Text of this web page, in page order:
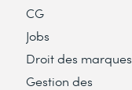
CG
Jobs
Droit des marques
Gestion des